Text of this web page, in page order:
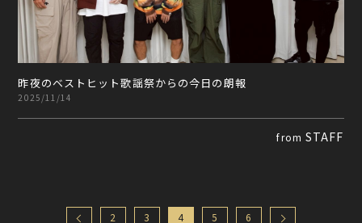
昨夜のベストヒット歌謡祭からの今日の朗報
2025/11/14
from STAFF
2 3 4 5 6